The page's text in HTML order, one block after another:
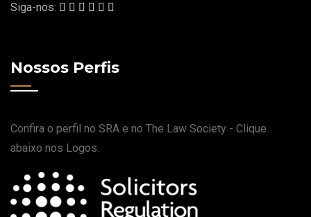
Siga-nos:
Nossos Perfis
Confira o perfil no SRA e no The Law Society - Clique
abaixo nos Logos.